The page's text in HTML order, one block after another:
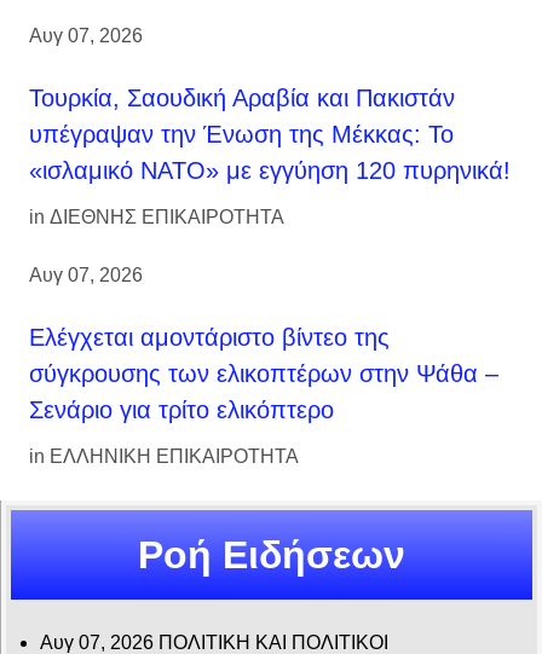
Αυγ 07, 2026
Τουρκία, Σαουδική Αραβία και Πακιστάν
υπέγραψαν την Ένωση της Μέκκας: Το
«ισλαμικό ΝΑΤΟ» με εγγύηση 120 πυρηνικά!
in ΔΙΕΘΝΗΣ ΕΠΙΚΑΙΡΟΤΗΤΑ
Αυγ 07, 2026
Ελέγχεται αμοντάριστο βίντεο της
σύγκρουσης των ελικοπτέρων στην Ψάθα –
Σενάριο για τρίτο ελικόπτερο
in ΕΛΛΗΝΙΚΗ ΕΠΙΚΑΙΡΟΤΗΤΑ
Ροή Ειδήσεων
Αυγ 07, 2026 ΠΟΛΙΤΙΚΗ ΚΑΙ ΠΟΛΙΤΙΚΟΙ